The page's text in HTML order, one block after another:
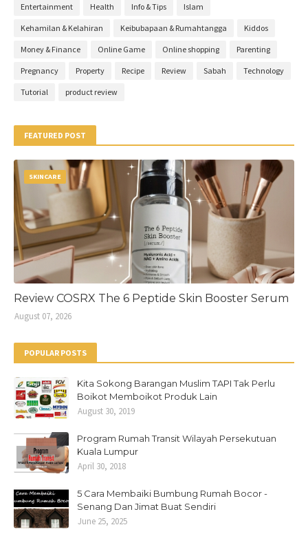
Entertainment Health Info & Tips Islam
Kehamilan & Kelahiran Keibubapaan & Rumahtangga Kiddos
Money & Finance Online Game Online shopping Parenting
Pregnancy Property Recipe Review Sabah Technology
Tutorial product review
FEATURED POST
SKINCARE
Review COSRX The 6 Peptide Skin Booster Serum
August 07, 2026
POPULAR POSTS
Kita Sokong Barangan Muslim TAPI Tak Perlu
Boikot Memboikot Produk Lain
August 30, 2019
Program Rumah Transit Wilayah Persekutuan
Kuala Lumpur
April 30, 2018
5 Cara Membaiki Bumbung Rumah Bocor -
Senang Dan Jimat Buat Sendiri
June 25, 2025